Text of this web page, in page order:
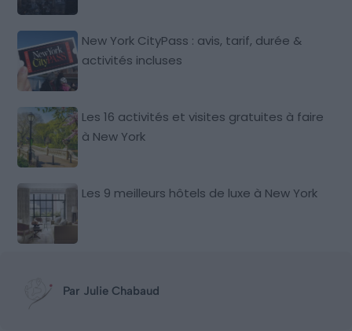
New York CityPass : avis, tarif, durée &
activités incluses
Les 16 activités et visites gratuites à faire
à New York
Les 9 meilleurs hôtels de luxe à New York
Par Julie Chabaud